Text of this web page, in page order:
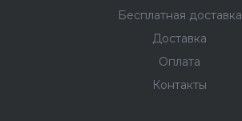
Бесплатная доставка
Доставка
Оплата
Контакты